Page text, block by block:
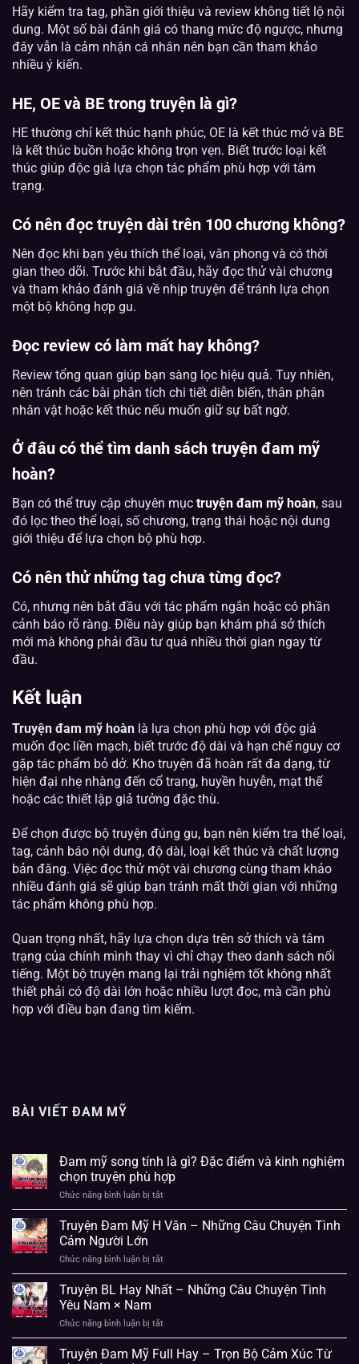
Hãy kiểm tra tag, phần giới thiệu và review không tiết lộ nội
dung. Một số bài đánh giá có thang mức độ ngược, nhưng
đây vẫn là cảm nhận cá nhân nên bạn cần tham khảo
nhiều ý kiến.
HE, OE và BE trong truyện là gì?
HE thường chỉ kết thúc hạnh phúc, OE là kết thúc mở và BE
là kết thúc buồn hoặc không trọn vẹn. Biết trước loại kết
thúc giúp độc giả lựa chọn tác phẩm phù hợp với tâm
trạng.
Có nên đọc truyện dài trên 100 chương không?
Nên đọc khi bạn yêu thích thể loại, văn phong và có thời
gian theo dõi. Trước khi bắt đầu, hãy đọc thử vài chương
và tham khảo đánh giá về nhịp truyện để tránh lựa chọn
một bộ không hợp gu.
Đọc review có làm mất hay không?
Review tổng quan giúp bạn sàng lọc hiệu quả. Tuy nhiên,
nên tránh các bài phân tích chi tiết diễn biến, thân phận
nhân vật hoặc kết thúc nếu muốn giữ sự bất ngờ.
Ở đâu có thể tìm danh sách truyện đam mỹ
hoàn?
Bạn có thể truy cập chuyên mục truyện đam mỹ hoàn, sau
đó lọc theo thể loại, số chương, trạng thái hoặc nội dung
giới thiệu để lựa chọn bộ phù hợp.
Có nên thử những tag chưa từng đọc?
Có, nhưng nên bắt đầu với tác phẩm ngắn hoặc có phần
cảnh báo rõ ràng. Điều này giúp bạn khám phá sở thích
mới mà không phải đầu tư quá nhiều thời gian ngay từ
đầu.
Kết luận
Truyện đam mỹ hoàn là lựa chọn phù hợp với độc giả
muốn đọc liền mạch, biết trước độ dài và hạn chế nguy cơ
gặp tác phẩm bỏ dở. Kho truyện đã hoàn rất đa dạng, từ
hiện đại nhẹ nhàng đến cổ trang, huyền huyễn, mạt thế
hoặc các thiết lập giả tưởng đặc thù.
Để chọn được bộ truyện đúng gu, bạn nên kiểm tra thể loại,
tag, cảnh báo nội dung, độ dài, loại kết thúc và chất lượng
bản đăng. Việc đọc thử một vài chương cùng tham khảo
nhiều đánh giá sẽ giúp bạn tránh mất thời gian với những
tác phẩm không phù hợp.
Quan trọng nhất, hãy lựa chọn dựa trên sở thích và tâm
trạng của chính mình thay vì chỉ chạy theo danh sách nổi
tiếng. Một bộ truyện mang lại trải nghiệm tốt không nhất
thiết phải có độ dài lớn hoặc nhiều lượt đọc, mà cần phù
hợp với điều bạn đang tìm kiếm.
BÀI VIẾT ĐAM MỸ
Đam mỹ song tính là gì? Đặc điểm và kinh nghiệm
chọn truyện phù hợp
Chức năng bình luận bị tắt
Đam
mỹ
song
điểm
chọn
truyện
Truyện Đam Mỹ H Văn – Những Câu Chuyện Tình
Cảm Người Lớn
Chức năng bình luận bị tắt
Truyện
Đam
Mỹ
Câu
Truyện BL Hay Nhất – Những Câu Chuyện Tình
Yêu Nam × Nam
Chức năng bình luận bị tắt
Truyện
BL
Hay
Truyện Đam Mỹ Full Hay – Trọn Bộ Cảm Xúc Từ